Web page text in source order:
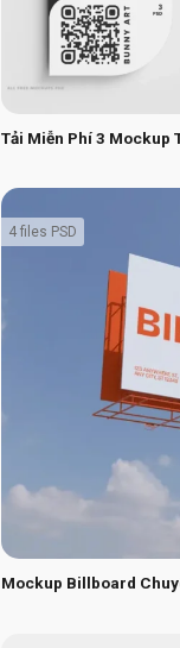
Tải Miễn Phí 3 Mockup
Mockup Billboard
4 files PSD